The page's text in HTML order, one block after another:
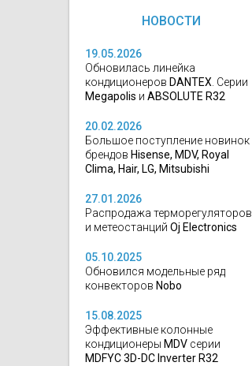
НОВОСТИ
19.05.2026
Обновилась линейка
кондиционеров DANTEX. Серии
Megapolis и ABSOLUTE R32
20.02.2026
Большое поступление новинок
брендов Hisense, MDV, Royal
Clima, Hair, LG, Mitsubishi
27.01.2026
Распродажа терморегуляторов
и метеостанций Oj Electronics
05.10.2025
Обновился модельные ряд
конвекторов Nobo
15.08.2025
Эффективные колонные
кондиционеры MDV серии
MDFYC 3D-DC Inverter R32